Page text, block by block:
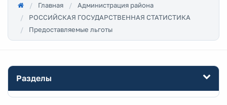
Главная
Администрация района
РОССИЙСКАЯ ГОСУДАРСТВЕННАЯ СТАТИСТИКА
Предоставляемые льготы
Разделы